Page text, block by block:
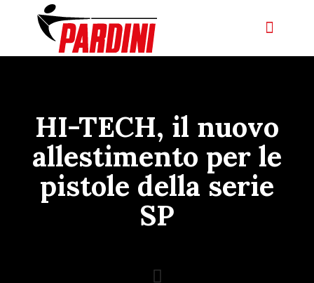
HI-TECH, il nuovo
allestimento per le
pistole della serie
SP